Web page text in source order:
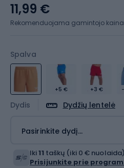
Spalva
+5 € +3 €
Dydis Dydžių lentelė
Pasirinkite dydį...
11,99 €
Rekomenduojama gamintojo
Iki11 taškų (iki 0 €
Prisijunkite prie